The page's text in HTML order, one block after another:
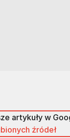
artykuły w
źródeł